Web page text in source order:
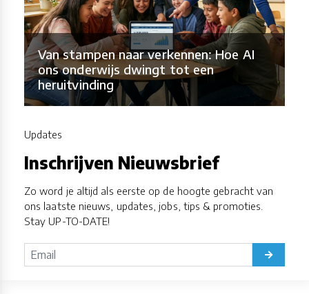
Van stampen naar verkennen: Hoe AI
ons onderwijs dwingt tot een
heruitvinding
Updates
Inschrijven Nieuwsbrief
Zo word je altijd als eerste op de hoogte gebracht van
ons laatste nieuws, updates, jobs, tips & promoties.
Stay UP-TO-DATE!